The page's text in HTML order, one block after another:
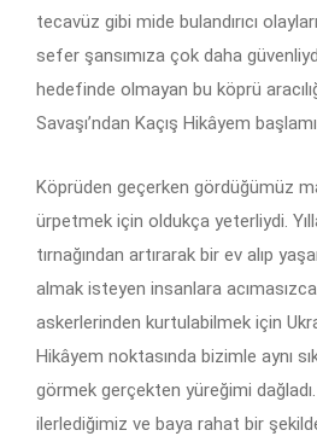
tecavüz gibi mide bulandırıcı
sefer şansımıza çok daha
hedefinde olmayan bu köprü
Savaşı’ndan Kaçış Hikâyem
Köprüden geçerken gördüğümüz
ürpetmek için oldukça yeterliydi.
tırnağından artırarak bir ev alıp
almak isteyen insanlara
askerlerinden kurtulabilmek için
Hikâyem noktasında bizimle aynı
görmek gerçekten yüreğimi
ilerlediğimiz ve baya rahat bir